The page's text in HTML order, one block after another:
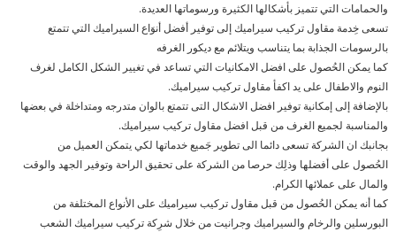
والحمامات التي تتميز بأشكالها الكثيرة ورسوماتها العديدة.
تسعى خِدمة مقاول تركيب سيراميك إلى توفير أفضل أنوَاع السيراميك التي تتمتع
بالرسومات الجذابة بما يتناسب ويتلائم مع ديكور الغرفه
كما يمكن الحُصول على افضل الامكانيات التي تساعد في تغيير الشكل الكامل لغرف
النوم والاطفال على يد اكفأ مقاول تركيب سيراميك.
بالإضافة إلى إمكانية توفير افضل الاشكال التى تتمتع بالوان متدرجه ومتداخلة في بعضها
والمناسبة لجميع الغرف من قبل افضل مقاول تركيب سيراميك.
بجانبك ان الشركة تسعى دائما الى تطوير جَميع خدماتها لكي يتمكن العميل من
الحُصول على أفضلها وذلِك حرصا من الشركة على تحقيق الراحة وتوفير الجهد والوقت
والمال على عملائها الكرام.
كما أنه يمكن الحُصول من قبل مقاول تركيب سيراميك على الأنواع المختلفة من
البورسلين والرخام والسيراميك وجرانيت من خلال شرِكة تركيب سيراميك الشعب